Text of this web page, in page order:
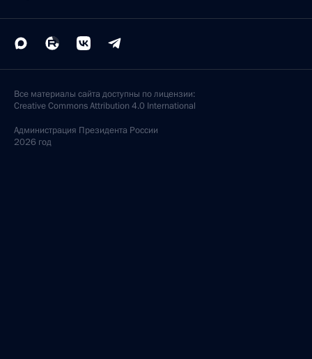
Все материалы сайта доступны по лицензии:
Creative Commons Attribution 4.0 International
Администрация Президента России
2026 год